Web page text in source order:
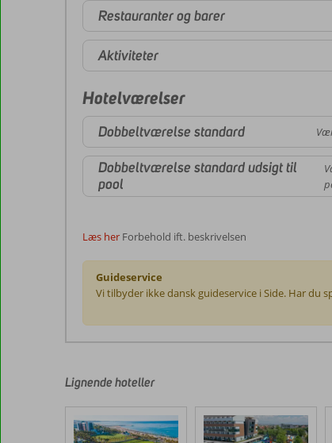
Restauranter og barer
Aktiviteter
Hotelværelser
Dobbeltværelse standard
Dobbeltværelse standard udsigt til
pool
Læs her Forbehold ift. beskrivelsen
Guideservice
Vi tilbyder ikke dansk guideservice i Side. Har
af
efter
Lignende hoteller